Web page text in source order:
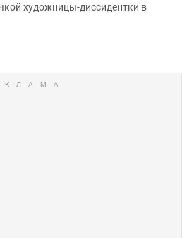
художницы-диссидентки в